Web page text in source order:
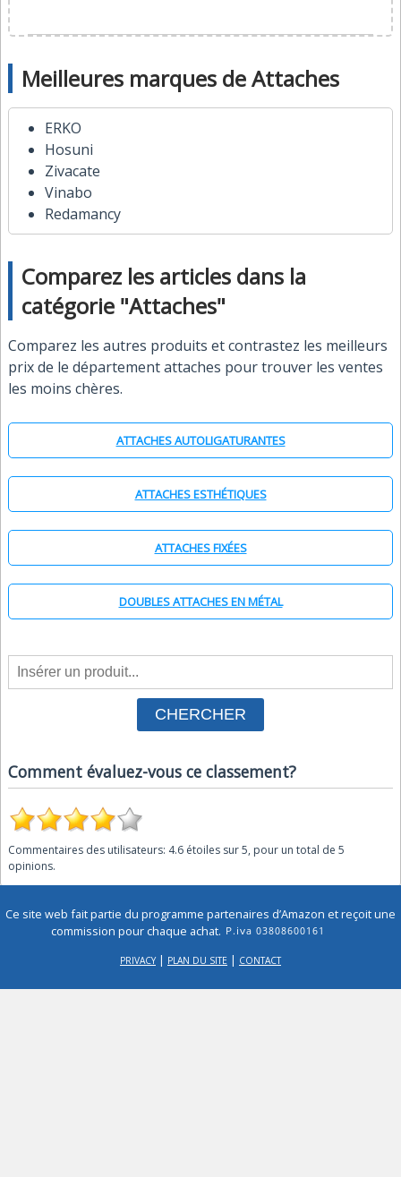
Meilleures marques de Attaches
ERKO
Hosuni
Zivacate
Vinabo
Redamancy
Comparez les articles dans la
catégorie "Attaches"
Comparez les autres produits et contrastez les meilleurs
prix de le département attaches pour trouver les ventes
les moins chères.
ATTACHES AUTOLIGATURANTES
ATTACHES ESTHÉTIQUES
ATTACHES FIXÉES
DOUBLES ATTACHES EN MÉTAL
Comment évaluez-vous ce classement?
Commentaires des utilisateurs: 4.6 étoiles sur5, pour un total de 5
opinions.
Ce site web fait partie du programme partenaires d’Amazon et reçoit une
commission pour chaque achat.
PRIVACY| PLAN DU SITE | CONTACT